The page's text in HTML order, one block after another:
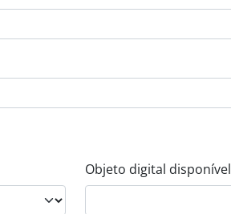
Objeto digital disponível